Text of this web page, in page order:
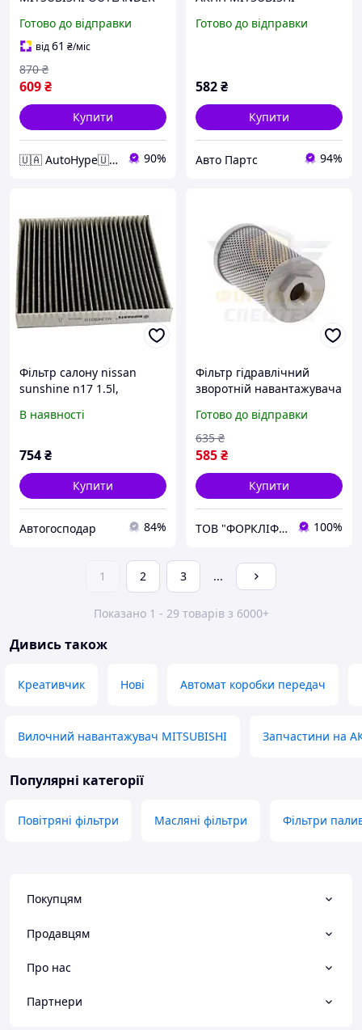
Готово до відправки
від61 ₴/міс
609₴
870 ₴
Купити
🇺🇦 AutoHype🇺🇦 90%
Готово до відправки
582₴
Купити
Авто Партс 94%
Фільтр салону nissan
sunshine n17 1.5l,
В наявності
754₴
Купити
Автогосподар 84%
Фільтр гідравлічний
зворотній навантажувача
35, FB15-35K № 91375-
03800, 91375-08100,
9137503800, 9137508100
Готово до відправки
585₴
635 ₴
Купити
ТОВ "ФОРКЛІФТ-СПЕЦТЕХ" 100%
1 2 3 ...
Показано 1 - 29 товарів з 6000+
Дивись також
Креативчик Нові Автомат коробки передач
Вилочний навантажувач MITSUBISHI Запчастини на
Популярні категорії
Повітряні фільтри Масляні фільтри Фільтри
Покупцям
Продавцям
Про нас
Партнери